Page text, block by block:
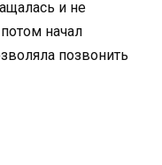
и не
начал
позвонить